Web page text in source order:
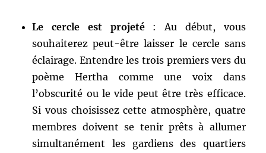
Le cercle est projeté: Au début, vous
souhaiterez peut-être laisser le cercle sans
éclairage. Entendre les trois premiers vers du
poème Hertha comme une voix dans
l’obscurité ou le vide peut être très efficace.
Si vous choisissez cette atmosphère, quatre
membres doivent se tenir prêts à allumer
simultanément les gardiens des quartiers